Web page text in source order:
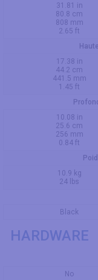
31.81 in
80.8 cm
808 mm
2.65 ft
17.38 in
44.2 cm
441.5 mm
1.45 ft
10.08 in
25.6 cm
256 mm
0.84 ft
10.9 kg
24 lbs
Black
HARDWARE
No